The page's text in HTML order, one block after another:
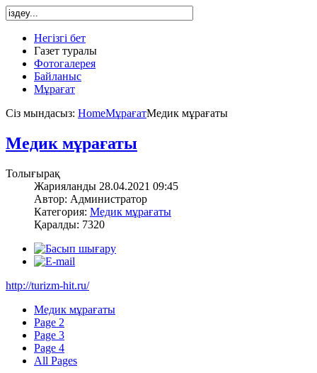
Негізгі бет
Газет туралы
Фотогалерея
Байланыс
Мұрағат
Сіз мындасыз: HomeМұрағатМедик мұрағаты
Медик мұрағаты
Толығырақ
Жарияланды 28.04.2021 09:45
Автор: Администратор
Категория: Медик мұрағаты
Қаралды: 7320
http://turizm-hit.ru/
Медик мұрағаты
Page 2
Page 3
Page 4
All Pages